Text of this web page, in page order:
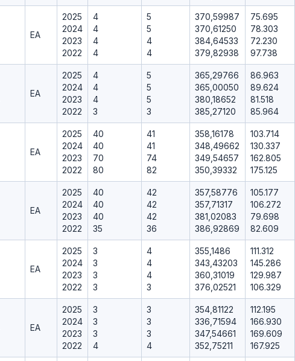
EA
2025
2024
2023
2022
4
4
4
4
5
5
4
4
370,59987
370,61250
384,64533
379,82938
75.695
78.303
72.230
97.738
EA
2025
2024
2023
2022
4
4
4
3
5
5
5
3
365,29766
365,00050
380,18652
385,27120
86.963
89.624
81.518
85.964
EA
2025
2024
2023
2022
40
40
70
80
41
41
74
82
358,16178
348,49662
349,54657
350,39332
103.714
130.337
162.805
175.125
EA
2025
2024
2023
2022
40
40
40
35
42
42
42
36
357,58776
357,71317
381,02083
386,92869
105.177
106.272
79.698
82.609
EA
2025
2024
2023
2022
3
3
3
3
4
4
4
3
355,1486
343,43203
360,31019
376,02521
111.312
145.286
129.987
106.329
EA
2025
2024
2023
2022
3
3
3
4
3
3
3
4
354,81122
336,71594
347,54661
352,75211
112.195
166.930
169.609
167.925